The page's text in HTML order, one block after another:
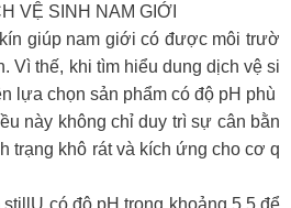
VỆ SINH NAM GIỚI
giúp nam giới có được môi trườ
Vì thế, khi tìm hiểu dung dịch vệ si
lựa chọn sản phẩm có độ pH phù
này không chỉ duy trì sự cân bằn
trạng khô rát và kích ứng cho cơ q
có độ pH trong khoảng 5.5 để